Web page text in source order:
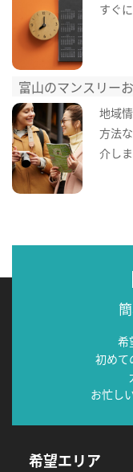
すぐ
富山のマンスリー
地域
方法
介しま
希
初めて
お忙し
希望エリア